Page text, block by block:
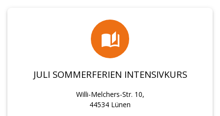
JULI SOMMERFERIEN INTENSIVKURS
Willi-Melchers-Str. 10,
44534 Lünen